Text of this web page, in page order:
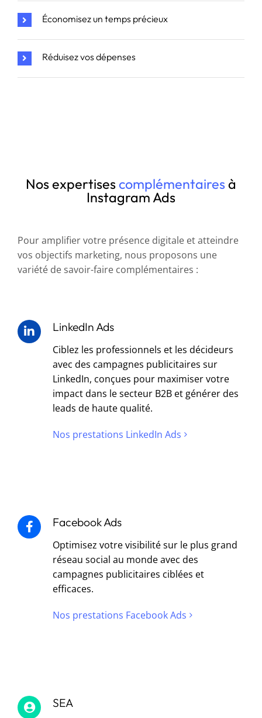
Économisez un temps précieux
Réduisez vos dépenses
Nos expertisescomplémentaires à
Instagram Ads
Pour amplifier votre présence digitale et atteindre
vos objectifs marketing, nous proposons une
variété de savoir-faire complémentaires :
LinkedIn Ads
Ciblez les professionnels et les décideurs
avec des campagnes publicitaires sur
LinkedIn, conçues pour maximiser votre
impact dans le secteur B2B et générer des
leads de haute qualité.
Nos prestations LinkedIn Ads
Facebook Ads
Optimisez votre visibilité sur le plus grand
réseau social au monde avec des
campagnes publicitaires ciblées et
efficaces.
Nos prestations Facebook Ads
SEA